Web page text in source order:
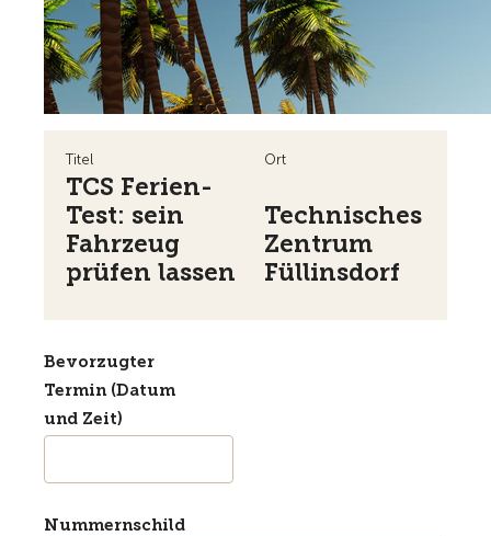
Titel Ort
TCS Ferien-
Test: sein
Fahrzeug
prüfen lassen
Technisches
Zentrum
Füllinsdorf
Bevorzugter
Termin (Datum
und Zeit)
Nummernschild